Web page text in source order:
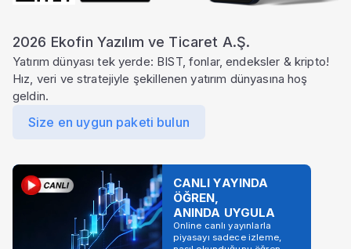
2026 Ekofin Yazılım ve Ticaret A.Ş.
Yatırım dünyası tek yerde: BIST, fonlar, endeksler & kripto!
Hız, veri ve stratejiyle şekillenen yatırım dünyasına hoş
geldin.
Size en uygun paketi bulun
CANLI YAYINDA
ÖĞREN,
ANINDA UYGULA
Online canlı yayınlarla
piyasayı sadece izleme,